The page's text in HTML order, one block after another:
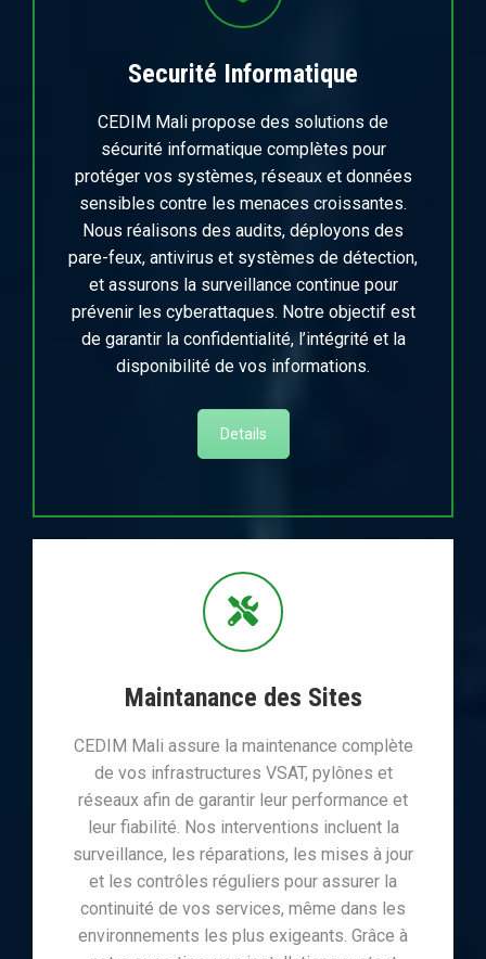
Securité Informatique
CEDIM Mali propose des solutions de
sécurité informatique complètes pour
protéger vos systèmes, réseaux et données
sensibles contre les menaces croissantes.
Nous réalisons des audits, déployons des
pare-feux, antivirus et systèmes de détection,
et assurons la surveillance continue pour
prévenir les cyberattaques. Notre objectif est
de garantir la confidentialité, l’intégrité et la
disponibilité de vos informations.
Details
Maintanance des Sites
CEDIM Mali assure la maintenance complète
de vos infrastructures VSAT, pylônes et
réseaux afin de garantir leur performance et
leur fiabilité. Nos interventions incluent la
surveillance, les réparations, les mises à jour
et les contrôles réguliers pour assurer la
continuité de vos services, même dans les
environnements les plus exigeants. Grâce à